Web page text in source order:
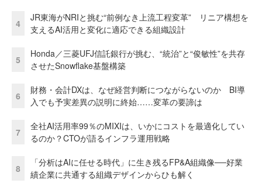
4
JR東海がNRIと挑む“前例なき上流工程変革” リニア構想を
支えるAI活用と変化に適応できる組織設計
5
Honda／三菱UFJ信託銀行が挑む、“統治”と“俊敏性”を共存
させたSnowflake基盤構築
6
財務・会計DXは、なぜ経営判断につながらないのか BI導
入でも予実差異の説明に終始……変革の要諦は
7
全社AI活用率99％のMIXIは、いかにコストを最適化してい
るのか？CTOが語るインフラ運用戦略
8
「分析はAIに任せる時代」に生き残るFP&A組織像──好業
績企業に共通する組織デザインからひも解く